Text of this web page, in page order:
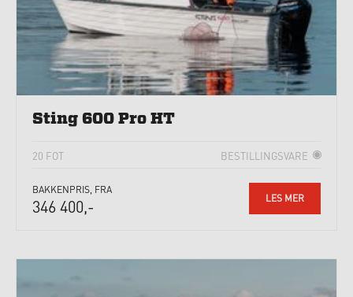
Sting 600 Pro HT
20 FOT BESTILLINGSVARE
BAKKENPRIS, FRA
346 400,- LES MER